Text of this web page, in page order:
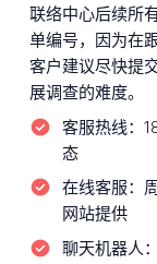
联络中心后续所
单编号，因为在
客户建议尽快提
展调查的难度。
客服热线：
态
在线客服：
网站提供
聊天机器人：